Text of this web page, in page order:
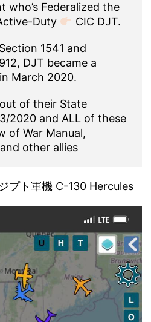
who’s Federalized the
Duty
CIC DJT.
1541 and
DJT became a
March 2020.
of their State
2020 and ALL of these
of War Manual,
other allies
プト軍機 C-130 Hercules